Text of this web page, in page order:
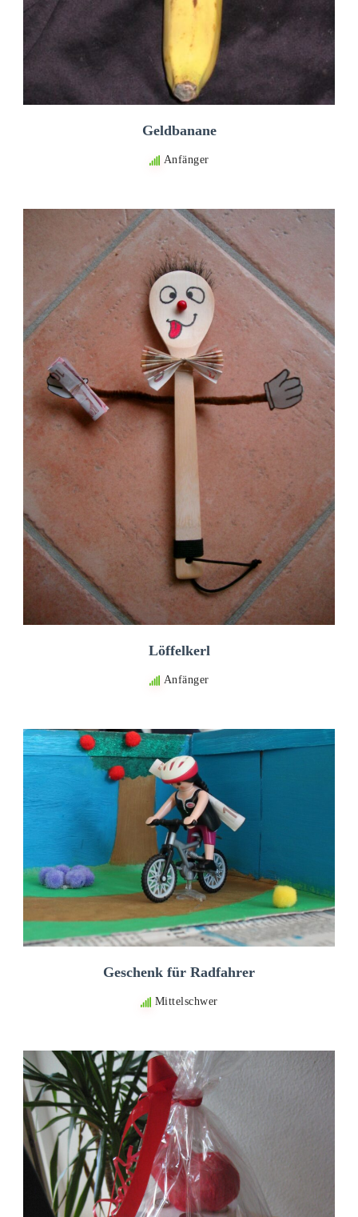
Geldbanane
Anfänger
Löffelkerl
Anfänger
Geschenk für Radfahrer
Mittelschwer